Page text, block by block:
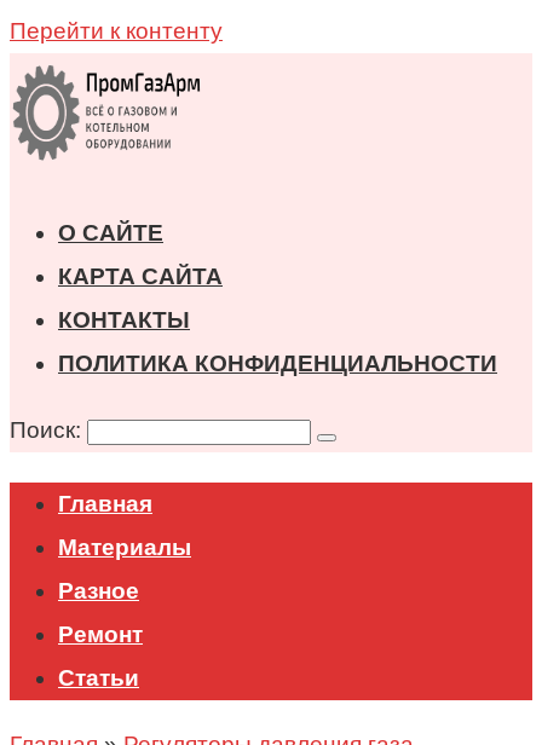
Перейти к контенту
О САЙТЕ
КАРТА САЙТА
КОНТАКТЫ
ПОЛИТИКА КОНФИДЕНЦИАЛЬНОСТИ
Поиск:
Главная
Материалы
Разное
Ремонт
Статьи